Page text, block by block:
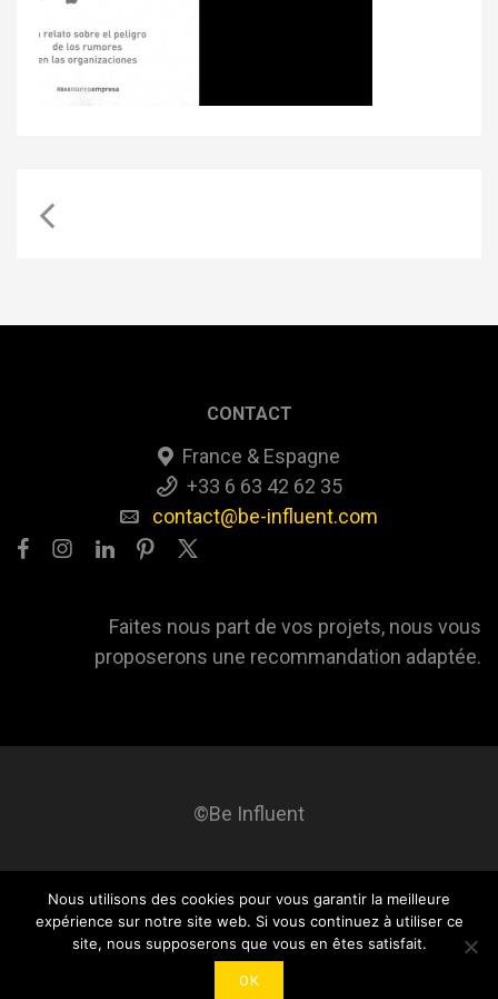
CONTACT
France & Espagne
+33 6 63 42 62 35
contact@be-influent.com
Faites nous part de vos projets, nous vous
proposerons une recommandation adaptée.
©Be Influent
Be influent A propos Blog Contact Mentions légales
Nous utilisons des cookies pour vous garantir la meilleure
expérience sur notre site web. Si vous continuez à utiliser ce
site, nous supposerons que vous en êtes satisfait.
OK